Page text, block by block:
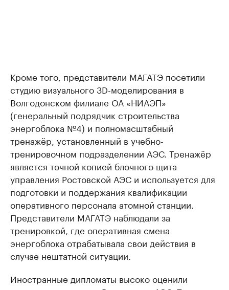
Кроме того, представители МАГАТЭ посетили
студию визуального 3D-моделирования в
Волгодонском филиале ОА «НИАЭП»
(генеральный подрядчик строительства
энергоблока №4) и полномасштабный
тренажёр, установленный в учебно-
тренировочном подразделении АЭС. Тренажёр
является точной копией блочного щита
управления Ростовской АЭС и используется для
подготовки и поддержания квалификации
оперативного персонала атомной станции.
Представители МАГАТЭ наблюдали за
тренировкой, где оперативная смена
энергоблока отрабатывала свои действия в
случае нештатной ситуации.
Иностранные дипломаты высоко оценили